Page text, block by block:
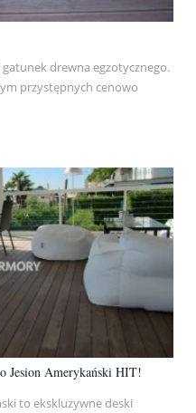
drewna egzotycznego.
przystępnych cenowo
Jesion Amerykański HIT!
to ekskluzywne deski